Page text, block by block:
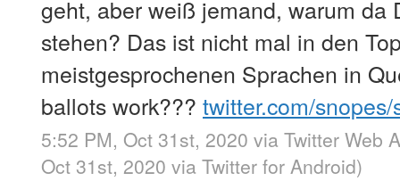
geht, aber weiß jemand, warum da
stehen? Das ist nicht mal in den
meistgesprochenen Sprachen in
ballots work??? twitter.com/
5:52 PM, Oct 31st, 2020 via Twitter Web
Oct 31st, 2020 via Twitter for Android)